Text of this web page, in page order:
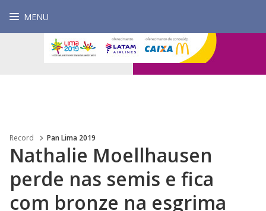
MENU
Record Pan Lima 2019
Nathalie Moellhausen
perde nas semis e fica
com bronze na esgrima